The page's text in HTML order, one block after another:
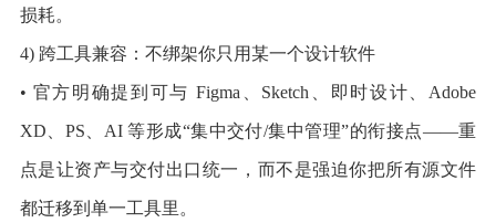
损耗。
4) 跨工具兼容：不绑架你只用某一个设计软件
• 官方明确提到可与 Figma、Sketch、即时设计、Adobe
XD、PS、AI 等形成“集中交付/集中管理”的衔接点——重
点是让资产与交付出口统一，而不是强迫你把所有源文件
都迁移到单一工具里。